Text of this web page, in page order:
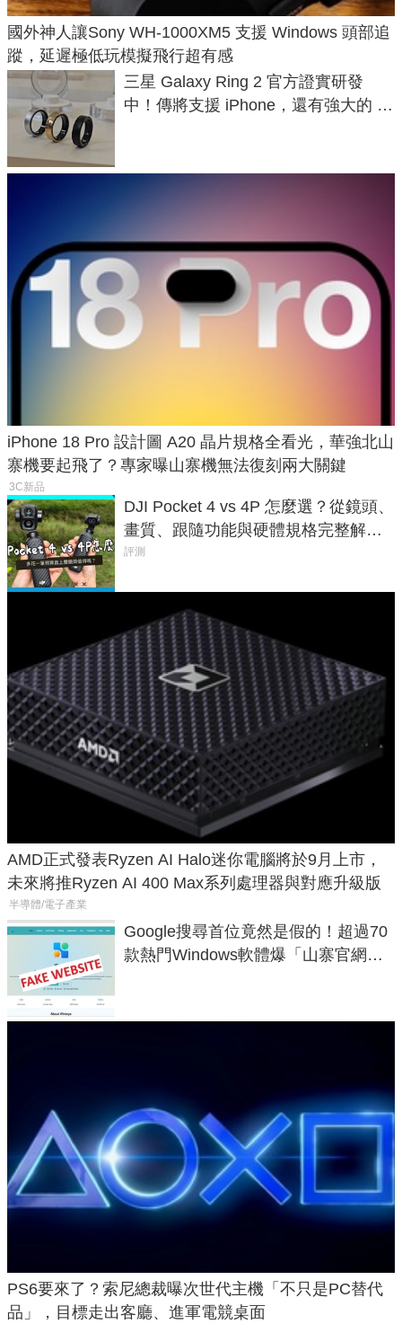
國外神人讓Sony WH-1000XM5 支援 Windows 頭部追
蹤，延遲極低玩模擬飛行超有感
三星 Galaxy Ring 2 官方證實研發
中！傳將支援 iPhone，還有強大的 AI
iPhone 18 Pro 設計圖 A20 晶片規格全看光，華強北山
寨機要起飛了？專家曝山寨機無法復刻兩大關鍵
3C新品
DJI Pocket 4 vs 4P 怎麼選？從鏡頭、
畫質、跟隨功能與硬體規格完整解
析，一次看懂兩台差異
評測
AMD正式發表Ryzen AI Halo迷你電腦將於9月上市，
未來將推Ryzen AI 400 Max系列處理器與對應升級版
半導體/電子產業
Google搜尋首位竟然是假的！超過70
款熱門Windows軟體爆「山寨官網」
PS6要來了？索尼總裁曝次世代主機「不只是PC替代
品」，目標走出客廳、進軍電競桌面